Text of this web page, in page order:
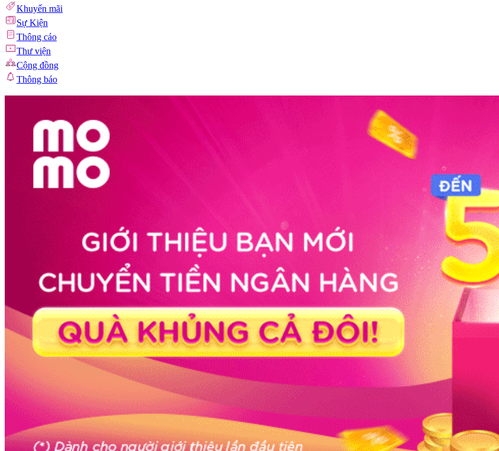
Khuyến mãi
Sự Kiện
Thông cáo
Thư viện
Cộng đồng
Thông báo